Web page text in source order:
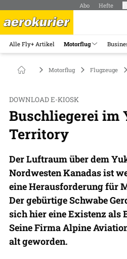
Abo Hefte
Alle Fly+ Artikel Motorflug
Motorflug Flugzeuge
DOWNLOAD E-KIOSK
Buschliegerei im
Territory
Der Luftraum über dem
Nordwesten Kanadas ist
eine Herausforderung für
Der gebürtige Schwabe
sich hier eine Existenz als
Seine Firma Alpine
alt geworden.